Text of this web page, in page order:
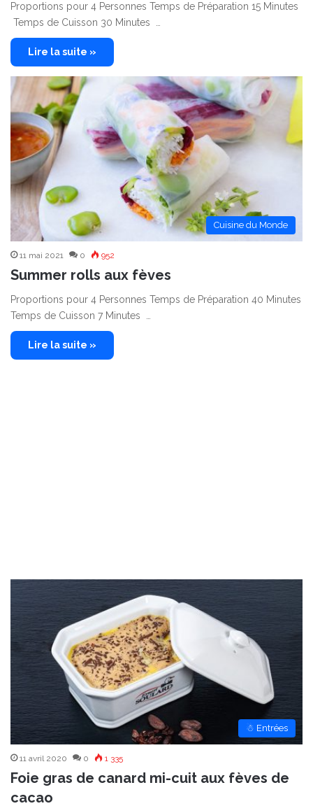
Proportions pour 4 Personnes Temps de Préparation 15 Minutes
Temps de Cuisson 30 Minutes …
Lire la suite »
Cuisine du Monde
11 mai 2021 0 952
Summer rolls aux fèves
Proportions pour 4 Personnes Temps de Préparation 40 Minutes
Temps de Cuisson 7 Minutes …
Lire la suite »
☃ Entrées
11 avril 2020 0 1 335
Foie gras de canard mi-cuit aux fèves de
cacao